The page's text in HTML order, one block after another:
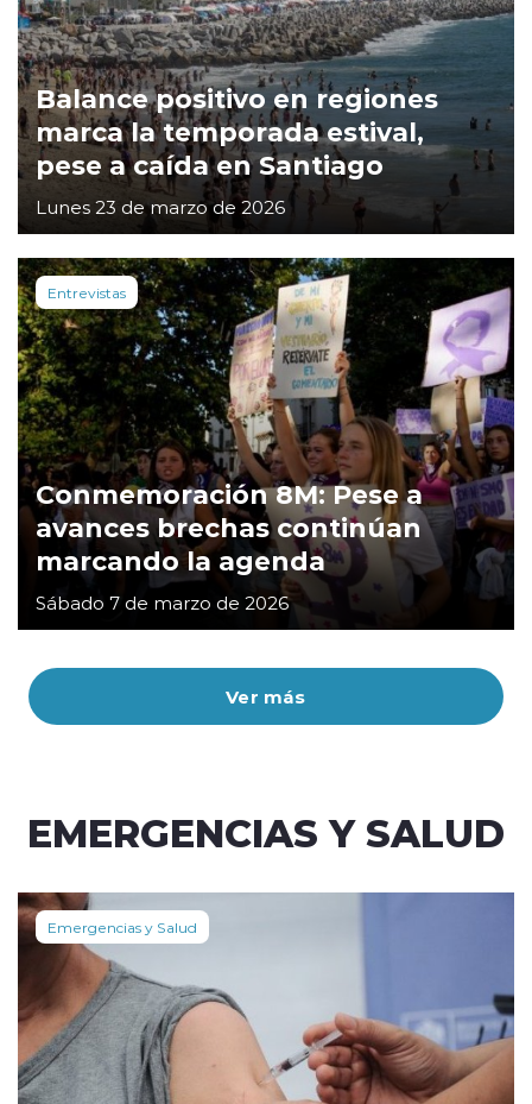
Ver más
Balance positivo en regiones
marca la temporada estival,
pese a caída en Santiago
Lunes 23 de marzo de 2026
Entrevistas
Conmemoración 8M: Pese a
avances brechas continúan
marcando la agenda
Sábado 7 de marzo de 2026
EMERGENCIAS Y SALUD
Emergencias y Salud